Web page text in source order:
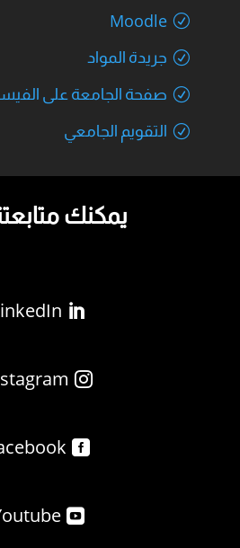
Moodle
جريدة المواد
صفحة الجامعة على
التقويم الجامعي
يمكنك